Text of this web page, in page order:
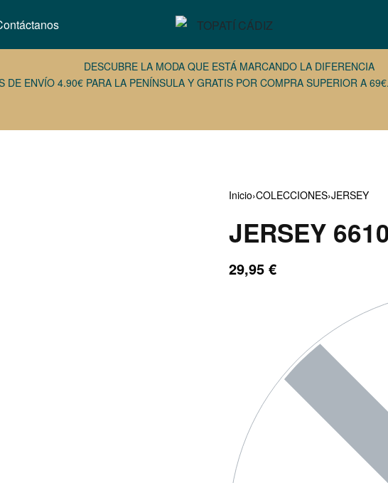
DESCUBRE LA MODA QUE ESTÁ MARCANDO LA DIFERENCIA
DE ENVÍO 4.90€ PARA LA PENÍNSULA Y GRATIS POR COMPRA SUPERIOR A
Inicio›COLECCIONES›JERSEY
JERSEY
29,95 €